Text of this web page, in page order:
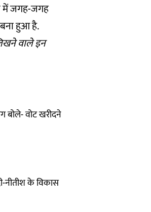
में जगह-जगह
हुआ है.
वाले इन
बोले- वोट खरीदने
नीतीश के विकास